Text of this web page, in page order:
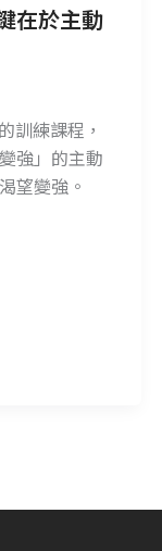
在於主動
訓練課程，
強」的主動
望變強。